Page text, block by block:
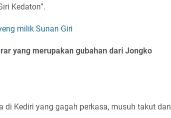
Kedaton”.
milik Sunan Giri
yang merupakan gubahan dari Jongko
Kediri yang gagah perkasa, musuh takut dan